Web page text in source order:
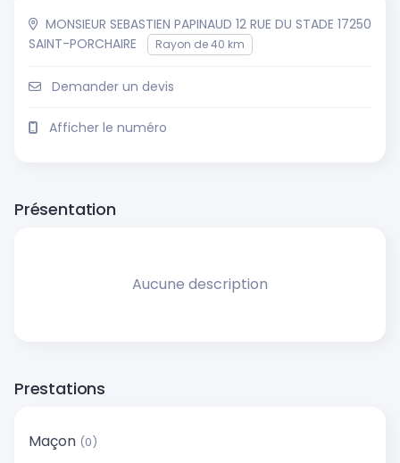
MONSIEUR SEBASTIEN PAPINAUD 12 RUE DU STADE 17250
SAINT-PORCHAIRE
Rayon de 40 km
Demander un devis
Afficher le numéro
Présentation
Aucune description
Prestations
Maçon (0)